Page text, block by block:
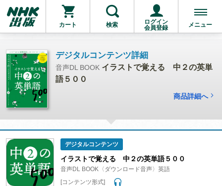
カート 検索
ログイン
会員登録
メニュー
デジタルコンテンツ詳細
音声DL BOOK イラストで覚える 中２の英単
語５００
商品詳細へ
デジタルコンテンツ
イラストで覚える 中２の英単語５００
音声DL BOOK〈ダウンロード音声〉英語
[コンテンツ形式]